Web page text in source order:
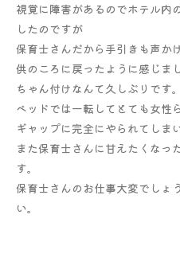
視覚に障害があるのでホテル内
し たのですが
保育士さんだから手引きも声か
供のころに戻ったように感じまし
ちゃん付けなんて久しぶりです。
ベッドでは一転してとても女性
ギャップに完全にやられてしま
また保育士さんに甘えたくなっ
す。
保育士さんのお仕事大変でしょ
い。